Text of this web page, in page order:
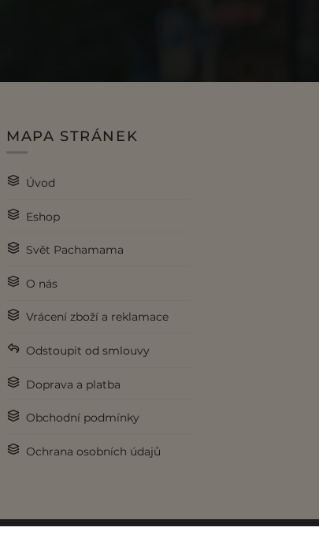
MAPA STRÁNEK
Úvod
Eshop
Svět Pachamama
O nás
Vrácení zboží a reklamace
Odstoupit od smlouvy
Doprava a platba
Obchodní podmínky
Ochrana osobních údajů